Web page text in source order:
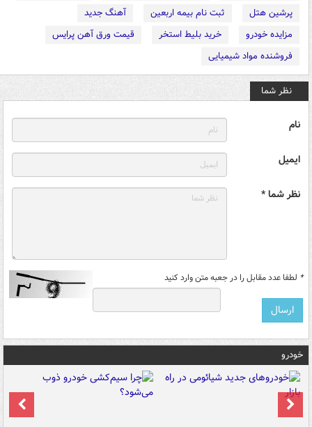
پرشین هتل
ثبت نام بیمه اربعین
آهنگ جدید
مزایده خودرو
خرید بلیط استخر
قیمت ورق آهن پرایس
فروشنده مواد شیمیایی
نظر شما
نام
ایمیل
نظر شما *
* لطفا عدد مقابل را در جعبه متن وارد کنید
خودرو